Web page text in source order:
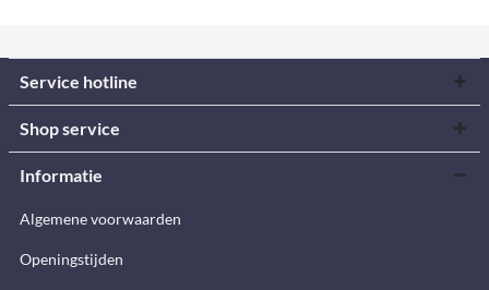
Service hotline
Shop service
Informatie
Algemene voorwaarden
Openingstijden